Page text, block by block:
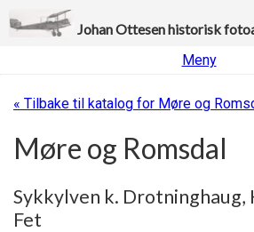
Johan Ottesen historisk
Meny
« Tilbake til katalog for Møre og
Møre og Romsdal
Sykkylven k. Drotninghaug,
Fet